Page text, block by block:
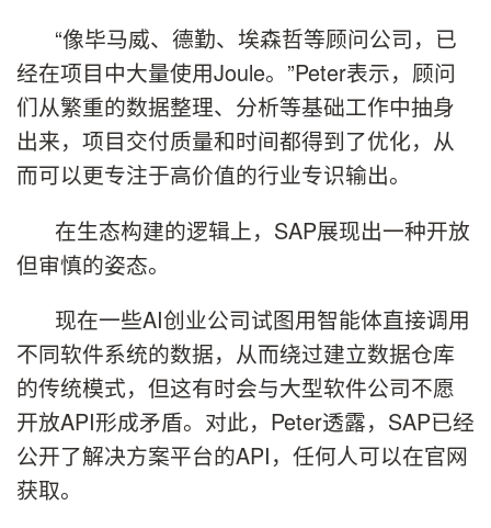
“像毕马威、德勤、埃森哲等顾问公司，已
经在项目中大量使用Joule。”Peter表示，顾问
们从繁重的数据整理、分析等基础工作中抽身
出来，项目交付质量和时间都得到了优化，从
而可以更专注于高价值的行业专识输出。
在生态构建的逻辑上，SAP展现出一种开放
但审慎的姿态。
现在一些AI创业公司试图用智能体直接调用
不同软件系统的数据，从而绕过建立数据仓库
的传统模式，但这有时会与大型软件公司不愿
开放API形成矛盾。对此，Peter透露，SAP已经
公开了解决方案平台的API，任何人可以在官网
获取。